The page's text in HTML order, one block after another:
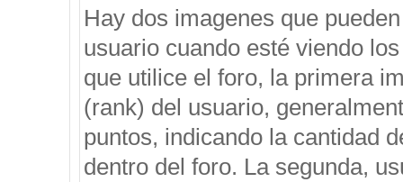
Hay dos imagenes que
usuario cuando esté viendo
que utilice el foro, la primera
(rank) del usuario,
puntos, indicando la cantidad
dentro del foro. La segunda,